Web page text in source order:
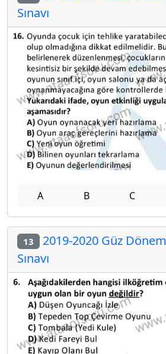
Sınavı
A B C
13 2019-2020 Güz
Sınavı